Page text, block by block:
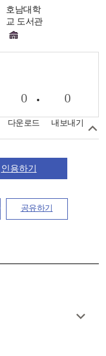
호남대학
교 도서관
0
다운로드
0
내보내기
인용하기
공유하기